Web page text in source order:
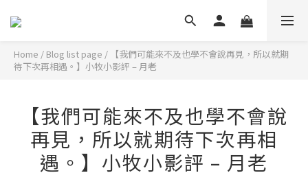
Home / Blog list page /
【我們可能來不及也學不會說再見，所以就期
待下次再相遇。】小牧小影評 – 月老
【我們可能來不及也學不會說
再見，所以就期待下次再相
遇。】小牧小影評 – 月老